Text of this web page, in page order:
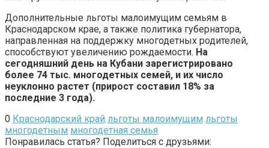
Дополнительные льготы малоимущим семьям в
Краснодарском крае, а также политика губернатора,
направленная на поддержку многодетных родителей,
способствуют увеличению рождаемости. На
сегодняшний день на Кубани зарегистрировано
более 74 тыс. многодетных семей, и их число
неуклонно растет (прирост составил 18% за
последние 3 года).
0 Краснодарский край льготы малоимущим льготы
многодетным многодетная семья
Понравилась статья? Поделиться с друзьями: